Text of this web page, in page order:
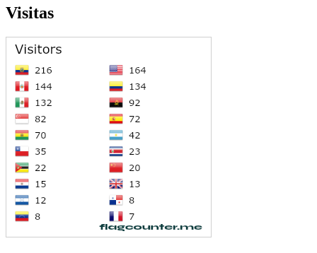
Visitas